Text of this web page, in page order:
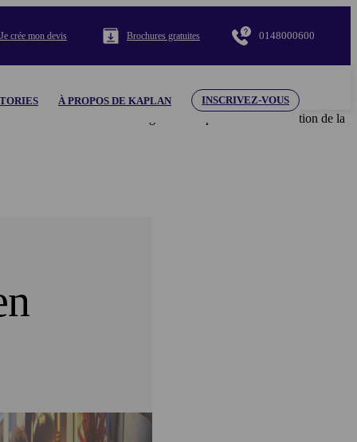
Je crée mon devis Brochures gratuites 0148000600
À PROPOS DE KAPLAN INSCRIVEZ-VOUS
contenu et des éléments figurant aux présentes. L’utilisation de la